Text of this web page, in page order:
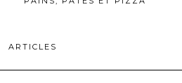
ARTICLES